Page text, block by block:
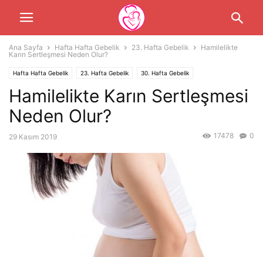
Ana Sayfa Hafta Hafta Gebelik 23. Hafta Gebelik
Hamilelikte
Karın Sertleşmesi Neden Olur?
Hafta Hafta Gebelik 23. Hafta Gebelik 30. Hafta Gebelik
36. Hafta Gebelik Hamilelik Hamilelikte Sağlık
Hamilelikte Karın Sertleşmesi
Neden Olur?
29 Kasım 2019 0
17478